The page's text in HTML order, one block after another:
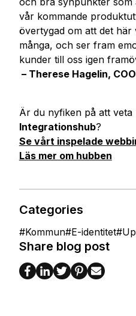
vår kommande
övertygad om att det
många, och ser fram
kunder till oss igen
– Therese Hagelin, COO
Är du nyfiken på att veta
Integrationshub?
Se vårt inspelade
Läs mer om hubben
Categories
#Kommun#E-identitet#
Share blog post